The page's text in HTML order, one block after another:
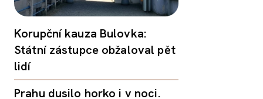
Korupční kauza Bulovka:
Státní zástupce obžaloval pět
lidí
Prahu dusilo horko i v noci.